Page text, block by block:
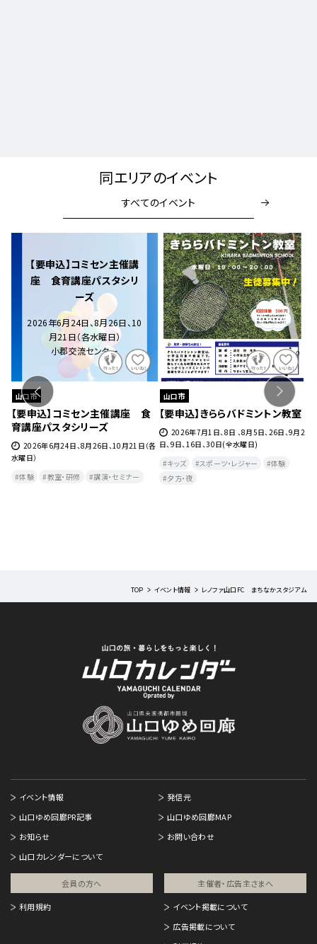
同エリアのイベント
すべてのイベント
【要申込】コミセン主催講
座 食育講座パスタシリ
ーズ
2026年6月24日、8月26日、10
月21日（各水曜日）
小郡交流センター
山口市
【要申込】コミセン主催講座 食
育講座パスタシリーズ
2026年6月24日、8月26日、10月21日（各
水曜日）
体験
教室・研修 講演・セミナー
山口市
【要申込】きららバドミントン教室
2026年7月1日、8日 、8月5日、26日、9月2
日、9日、16日、30日(全水曜日)
キッズ
スポーツ・レジャー
体験
夕方・夜​
TOP イベント情報 レノファ山口FC まちなかスタジアム
イベント情報
発信元
山口ゆめ回廊PR記事
山口ゆめ回廊MAP
お知らせ
お問い合わせ
山口カレンダーについて
会員の方へ
利用規約
主催者・広告主さまへ​
イベント掲載について
広告掲載について